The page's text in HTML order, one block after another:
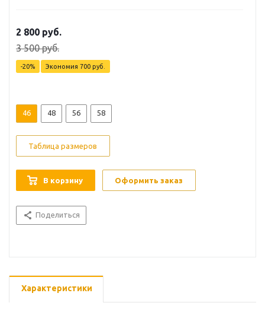
2 800 руб.
3 500руб.
-20% Экономия 700 руб.
46 48 56 58
Таблица размеров
В корзину Оформить заказ
Поделиться
Характеристики